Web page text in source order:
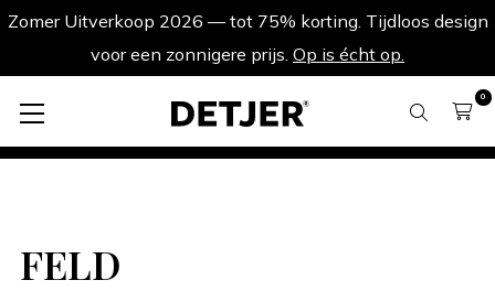
Zomer Uitverkoop 2026 — tot 75% korting. Tijdloos design
voor een zonnigere prijs. Op is écht op.
0
FELD